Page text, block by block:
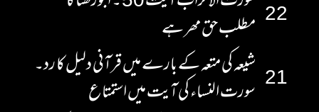
22 مطلب حق مھر ہے
21 شیعہ کی متعہ کے بارے میں قرآنی دلیل کا رد۔
سورت النساء کی آیت میں استمتاع